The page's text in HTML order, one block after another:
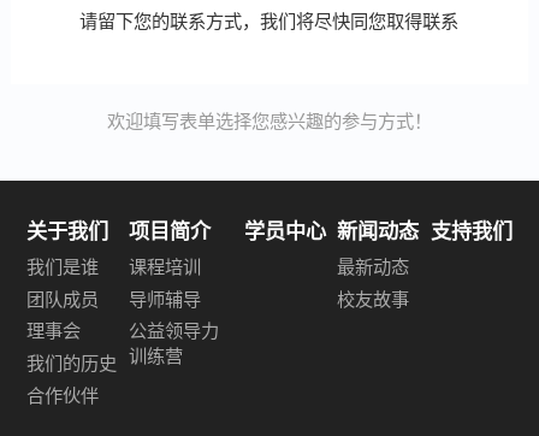
请留下您的联系方式，我们将尽快同您取得联系
欢迎填写表单选择您感兴趣的参与方式！
关于我们
我们是谁
团队成员
理事会
我们的历史
合作伙伴
项目简介
课程培训
导师辅导
公益领导力
训练营
学员中心 新闻动态
最新动态
校友故事
支持我们